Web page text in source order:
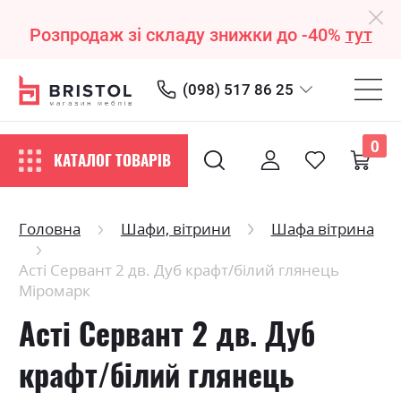
Розпродаж зі складу знижки до -40% тут
(098) 517 86 25
КАТАЛОГ ТОВАРІВ
0
Головна Шафи, вітрини
Шафа вітрина
Асті Сервант 2 дв. Дуб крафт/білий глянець
Міромарк
Асті Сервант 2 дв. Дуб
крафт/білий глянець